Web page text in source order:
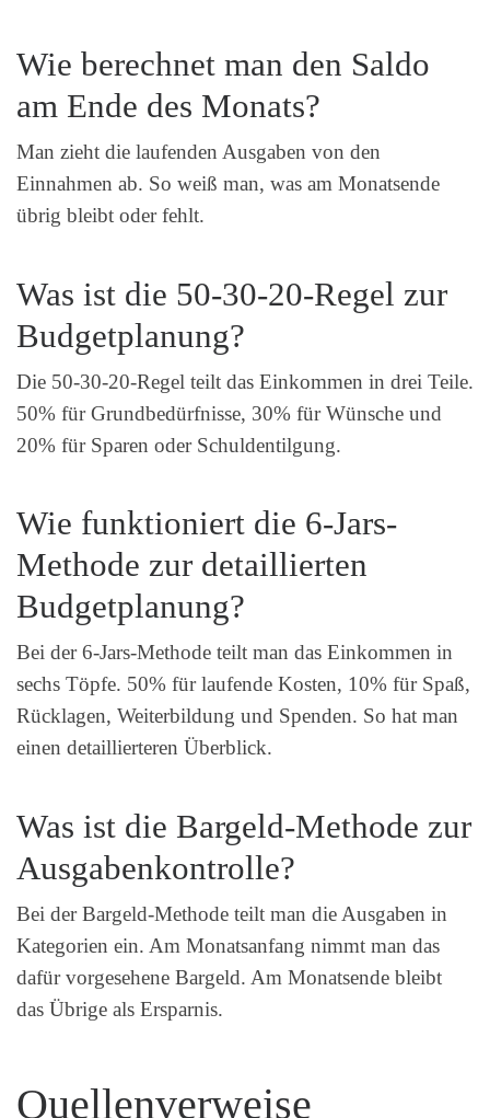
Wie berechnet man den Saldo
am Ende des Monats?
Man zieht die laufenden Ausgaben von den
Einnahmen ab. So weiß man, was am Monatsende
übrig bleibt oder fehlt.
Was ist die 50-30-20-Regel zur
Budgetplanung?
Die 50-30-20-Regel teilt das Einkommen in drei Teile.
50% für Grundbedürfnisse, 30% für Wünsche und
20% für Sparen oder Schuldentilgung.
Wie funktioniert die 6-Jars-
Methode zur detaillierten
Budgetplanung?
Bei der 6-Jars-Methode teilt man das Einkommen in
sechs Töpfe. 50% für laufende Kosten, 10% für Spaß,
Rücklagen, Weiterbildung und Spenden. So hat man
einen detaillierteren Überblick.
Was ist die Bargeld-Methode zur
Ausgabenkontrolle?
Bei der Bargeld-Methode teilt man die Ausgaben in
Kategorien ein. Am Monatsanfang nimmt man das
dafür vorgesehene Bargeld. Am Monatsende bleibt
das Übrige als Ersparnis.
Quellenverweise